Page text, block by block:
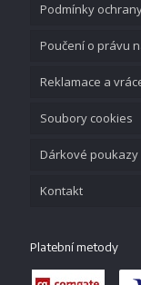
Podmínky
Poučení o právu
Reklamace a
Soubory cookies
Dárkové poukazy
Kontakt
Platební metody